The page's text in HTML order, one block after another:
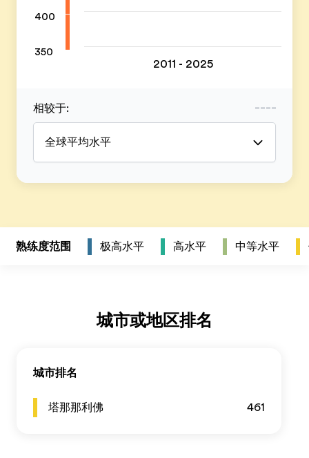
400
350
2011 - 2025
相较于:
全球平均水平
熟练度范围 极高水平 高水平 中等水平
城市或地区排名
城市排名
塔那那利佛 461